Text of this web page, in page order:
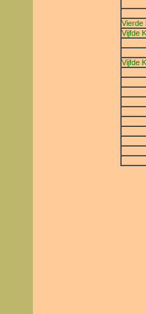
Vierde
Vijfde
Vijfde